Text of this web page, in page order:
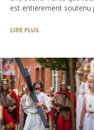
est entièrement soutenu
LIRE PLUS